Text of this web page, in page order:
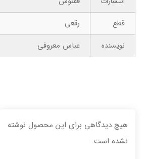
عباس معروفی
هیچ دیدگاهی برای این محصول نوشته
نشده است.